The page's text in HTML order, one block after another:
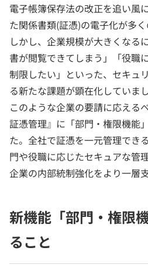
電子帳簿保存法の改正を追い風
た関係書類(証憑)の電子化が多
しかし、企業規模が大きくなる
書が閲覧できてしまう」「役職
制限したい」といった、セキュ
る新たな課題が顕在化していまし
このような企業の要請に応える
証憑管理』に「部門・権限機能
た。全社で証憑を一元管理でき
門や役職に応じたセキュアな管
企業の内部統制強化をより一層
新機能「部門・権限
ること